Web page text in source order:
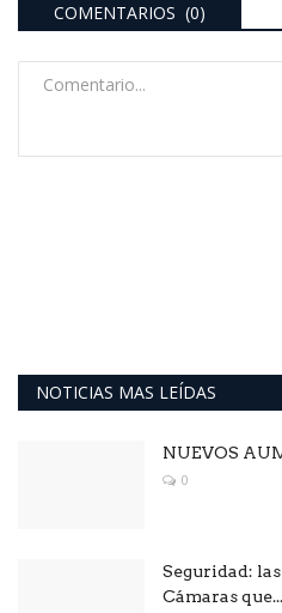
COMENTARIOS (0)
NOTICIAS MAS LEÍDAS
NUEVOS
0
Seguridad:
Cámaras que...